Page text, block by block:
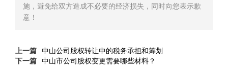
施，避免给双方造成不必要的经济损失，同时向您表示歉
意！
上一篇 中山公司股权转让中的税务承担和筹划
下一篇 中山市公司股权变更需要哪些材料？